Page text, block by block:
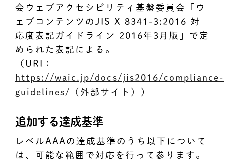
会ウェブアクセシビリティ基盤委員会「ウ
ェブコンテンツのJIS X 8341-3:2016 対
応度表記ガイドライン 2016年3月版」で定
められた表記による。
（URI：
https://waic.jp/docs/jis2016/compliance-
guidelines/（外部サイト）
）
追加する達成基準
レベルAAAの達成基準のうち以下について
は、可能な範囲で対応を行って参ります。